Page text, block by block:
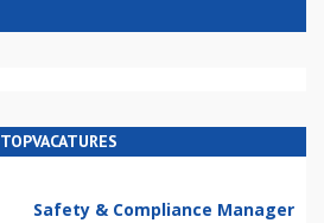
TOPVACATURES
Safety & Compliance Manager